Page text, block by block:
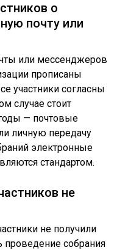
о
почту или
или мессенджеров
прописаны
участники согласны
случае стоит
— почтовые
личную передачу
электронные
стандартом.
не
не получили
проведение собрания